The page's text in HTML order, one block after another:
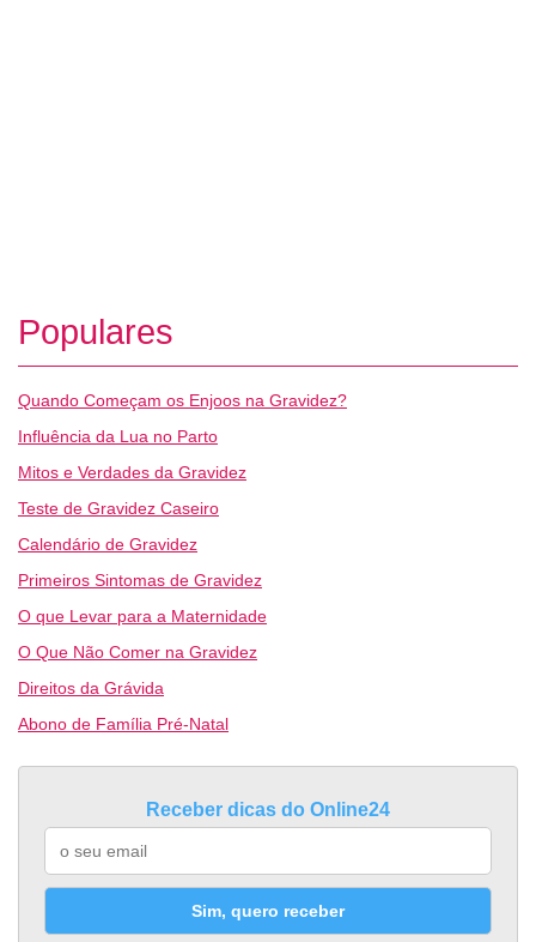
Populares
Quando Começam os Enjoos na Gravidez?
Influência da Lua no Parto
Mitos e Verdades da Gravidez
Teste de Gravidez Caseiro
Calendário de Gravidez
Primeiros Sintomas de Gravidez
O que Levar para a Maternidade
O Que Não Comer na Gravidez
Direitos da Grávida
Abono de Família Pré-Natal
Receber dicas do Online24
Sim, quero receber